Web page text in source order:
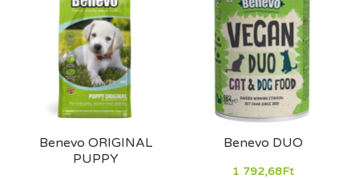
számára készült recepteket, valamint speciális táplálkozási
igényekhez igazított termékeket is tartalmaz.
Akár már növényi alapú étrendet követ kutyája, akár most
ismerkedik ezzel a lehetőséggel, ebben a kategóriában
gondosan válogatott termékek széles választékát találja.
Benevo ORIGINAL
PUPPY
Benevo DUO
1 792,68Ft